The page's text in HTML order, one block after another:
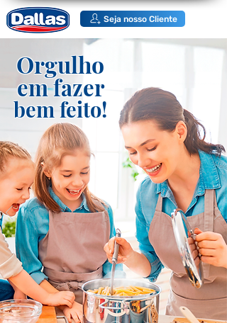
Seja nosso Cliente
Orgulho
em fazer
bem feito!